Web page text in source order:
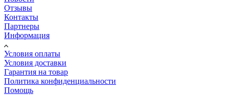
Отзывы
Контакты
Партнеры
Информация
Условия оплаты
Условия доставки
Гарантия на товар
Политика конфиденциальности
Помощь